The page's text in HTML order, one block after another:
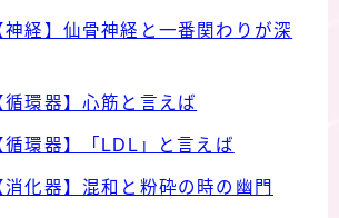
経】仙骨神経と一番関わりが深
環器】心筋と言えば
環器】「LDL」と言えば
化器】混和と粉砕の時の幽門